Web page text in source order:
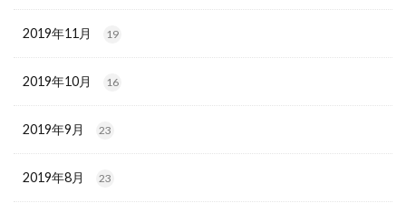
2019年11月 19
2019年10月 16
2019年9月 23
2019年8月 23